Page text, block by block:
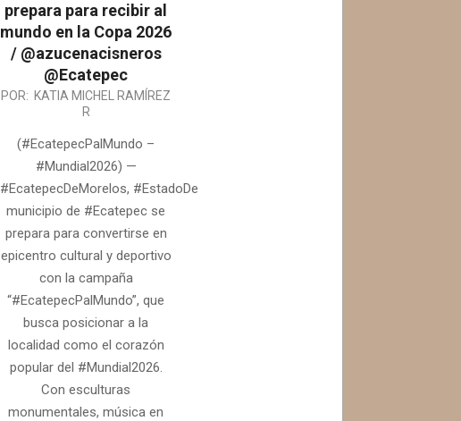
prepara para recibir al
mundo en la Copa 2026
/ @azucenacisneros
@Ecatepec
2026-
POR: KATIA MICHEL RAMÍREZ
R
(#EcatepecPalMundo –
#Mundial2026) —
#EcatepecDeMorelos, #EstadoDeMéxico.- El
municipio de #Ecatepec se
prepara para convertirse en
epicentro cultural y deportivo
con la campaña
“#EcatepecPalMundo”, que
busca posicionar a la
localidad como el corazón
popular del #Mundial2026.
Con esculturas
monumentales, música en